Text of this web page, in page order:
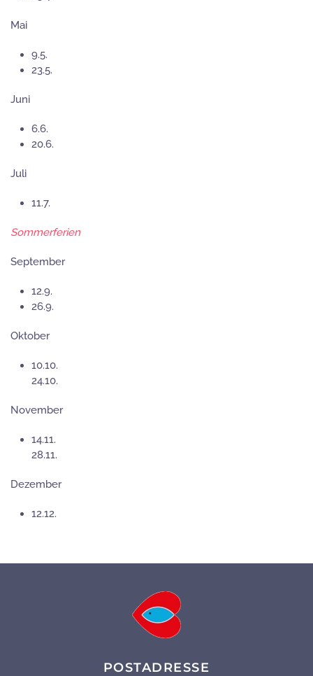
Mai
9.5.
23.5.
Juni
6.6.
20.6.
Juli
11.7.
Sommerferien
September
12.9.
26.9.
Oktober
10.10.
24.10.
November
14.11.
28.11.
Dezember
12.12.
POSTADRESSE